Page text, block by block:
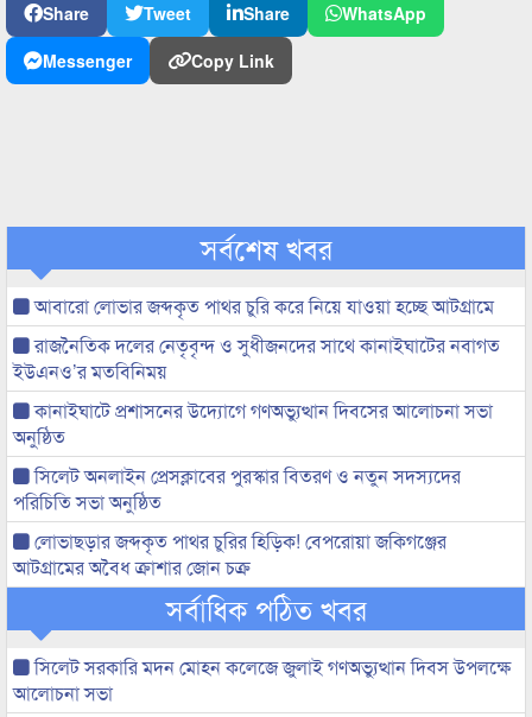
Share Tweet Share
WhatsApp
Messenger
Copy Link
সর্বশেষ খবর
আবারো লোভার জব্দকৃত পাথর চুরি করে নিয়ে যাওয়া হচ্ছে আটগ্রামে
রাজনৈতিক দলের নেতৃবৃন্দ ও সুধীজনদের সাথে কানাইঘাটের নবাগত
ইউএনও’র মতবিনিময়
কানাইঘাটে প্রশাসনের উদ্যোগে গণঅভ্যুত্থান দিবসের আলোচনা সভা
অনুষ্ঠিত
সিলেট অনলাইন প্রেসক্লাবের পুরস্কার বিতরণ ও নতুন সদস্যদের
পরিচিতি সভা অনুষ্ঠিত
লোভাছড়ার জব্দকৃত পাথর চুরির হিড়িক! বেপরোয়া জকিগঞ্জের
আটগ্রামের অবৈধ ক্রাশার জোন চক্র
সর্বাধিক পঠিত খবর
সিলেট সরকারি মদন মোহন কলেজে জুলাই গণঅভ্যুত্থান দিবস উপলক্ষে
আলোচনা সভা